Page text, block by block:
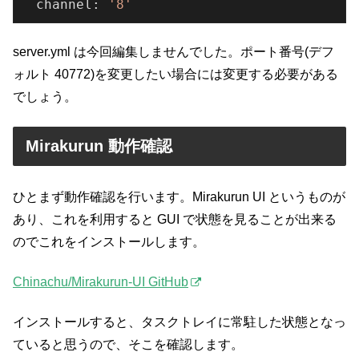
  channel:
'8'
server.yml は今回編集しませんでした。ポート番号(デフ
ォルト 40772)を変更したい場合には変更する必要がある
でしょう。
Mirakurun 動作確認
ひとまず動作確認を行います。Mirakurun UI というものが
あり、これを利用すると GUI で状態を見ることが出来る
のでこれをインストールします。
Chinachu/Mirakurun-UI GitHub
インストールすると、タスクトレイに常駐した状態となっ
ていると思うので、そこを確認します。